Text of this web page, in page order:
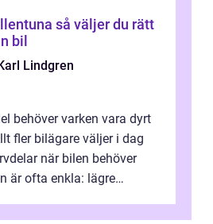
väljer du rätt
bil
Lindgren
behöver varken vara dyrt
fler bilägare väljer i dag
när bilen behöver
är ofta enkla: lägre